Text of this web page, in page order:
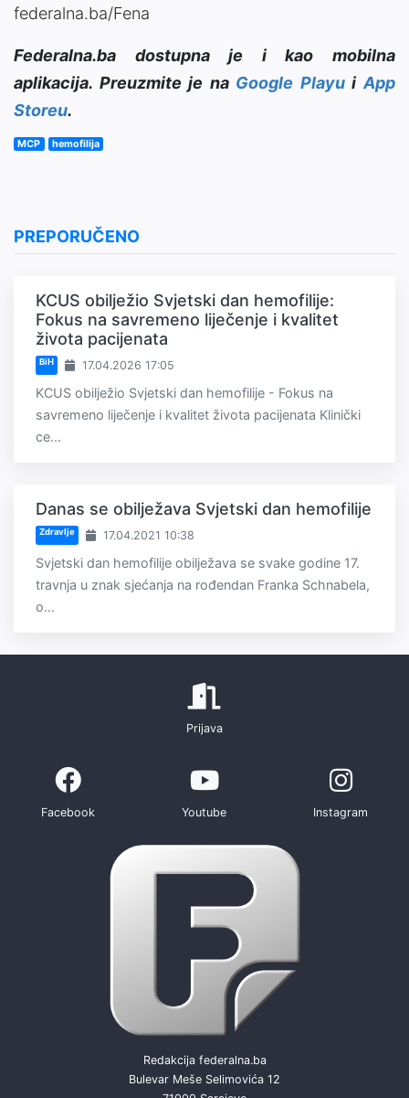
federalna.ba/Fena
Federalna.ba dostupna je i kao mobilna
aplikacija. Preuzmite je na Google PlayuiApp
Storeu.
MCP hemofilija
PREPORUČENO
KCUS obilježio Svjetski dan hemofilije:
Fokus na savremeno liječenje i kvalitet
života pacijenata
BiH 17.04.2026 17:05
KCUS obilježio Svjetski dan hemofilije - Fokus na
savremeno liječenje i kvalitet života pacijenata Klinički
ce...
Danas se obilježava Svjetski dan hemofilije
Zdravlje 17.04.2021 10:38
Svjetski dan hemofilije obilježava se svake godine 17.
travnja u znak sjećanja na rođendan Franka Schnabela,
o...
Prijava
Facebook Youtube Instagram
Redakcija federalna.ba
Bulevar Meše Selimovića 12